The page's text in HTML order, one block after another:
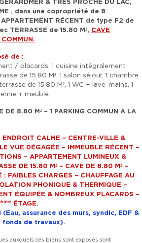
& TRÈS PROCHE DU LAC,
, dans une copropriété de 8
APPARTEMENT RÉCENT de type F2 de
TERRASSE de 15.80 M², CAVE
de :
/ placards, 1 cuisine intégralement
de 15.80 M², 1 salon séjour, 1 chambre
de 15.80 M², 1 WC + lave-mains, 1
+ meuble.
DE 8.80 M² – 1 PARKING COMMUN A LA
CALME – CENTRE-VILLE &
VUE DÉGAGÉE – IMMEUBLE RÉCENT –
– APPARTEMENT LUMINEUX &
DE 15.80 M² – CAVE DE 8.80 M² –
: FAIBLES CHARGES – CHAUFFAGE AU
PHONIQUE & THERMIQUE –
ÉQUIPÉE & NOMBREUX PLACARDS –
ème
ÉTAGE.
(Eau, assurance des murs, syndic, EDF &
fonds de travaux).
auxquels ces biens sont exposés sont